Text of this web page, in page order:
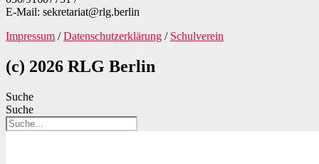
E-Mail: sekretariat@rlg.berlin
Impressum /Datenschutzerklärung / Schulverein
(c) 2026 RLG Berlin
Suche
Suche